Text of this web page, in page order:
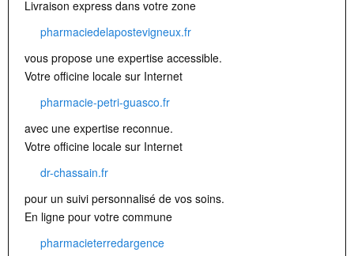
Livraison express dans votre zone
pharmaciedelapostevigneux.fr
vous propose une expertise accessible.
Votre officine locale sur Internet
pharmacie-petri-guasco.fr
avec une expertise reconnue.
Votre officine locale sur Internet
dr-chassain.fr
pour un suivi personnalisé de vos soins.
En ligne pour votre commune
pharmacieterredargence